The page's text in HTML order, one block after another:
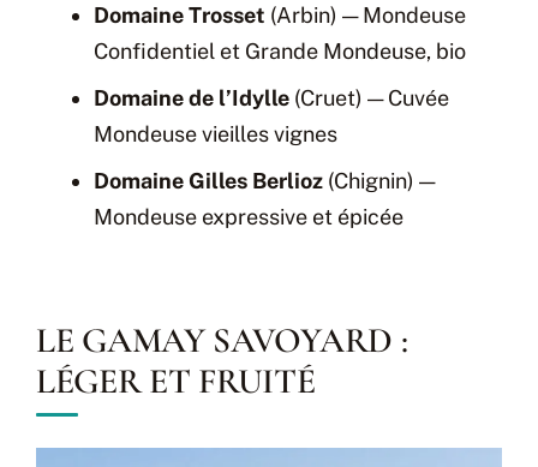
Domaine Trosset (Arbin) — Mondeuse
Confidentiel et Grande Mondeuse, bio
Domaine de l’Idylle (Cruet) — Cuvée
Mondeuse vieilles vignes
Domaine Gilles Berlioz (Chignin) —
Mondeuse expressive et épicée
LE GAMAY SAVOYARD :
LÉGER ET FRUITÉ